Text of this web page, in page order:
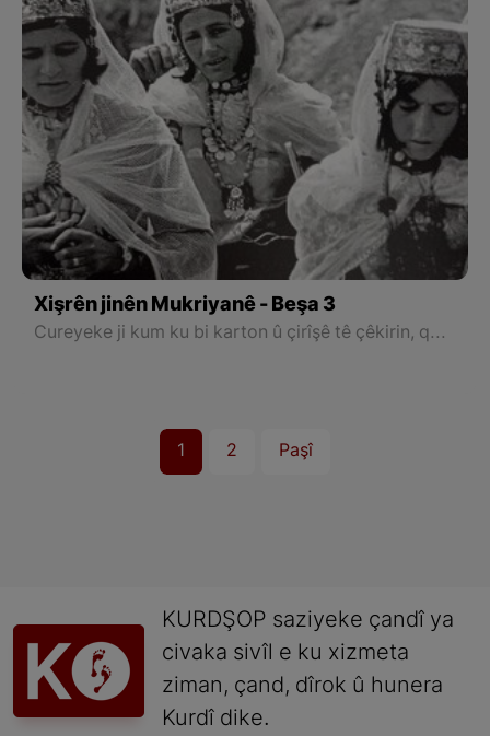
Xişrên jinên Mukriyanê - Beşa 3
Cureyeke ji kum ku bi karton û çirîşê tê çêkirin, qomaşê mexmer ê reş bi ser de didin û bi şîrit û benên kube û alavên din, derdora wê dixemilînin.
1 2 Paşî
KURDŞOP saziyeke çandî ya
civaka sivîl e ku xizmeta
ziman, çand, dîrok û hunera
Kurdî dike.